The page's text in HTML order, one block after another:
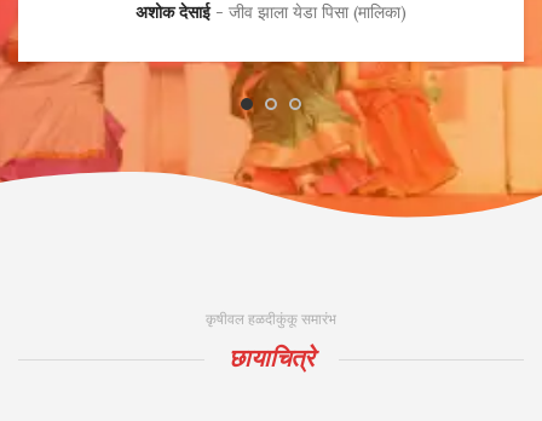
अशोक देसाई जीव झाला येडा पिसा (मालिका)
कृषीवल हळदीकुंकू समारंभ
छायाचित्रे